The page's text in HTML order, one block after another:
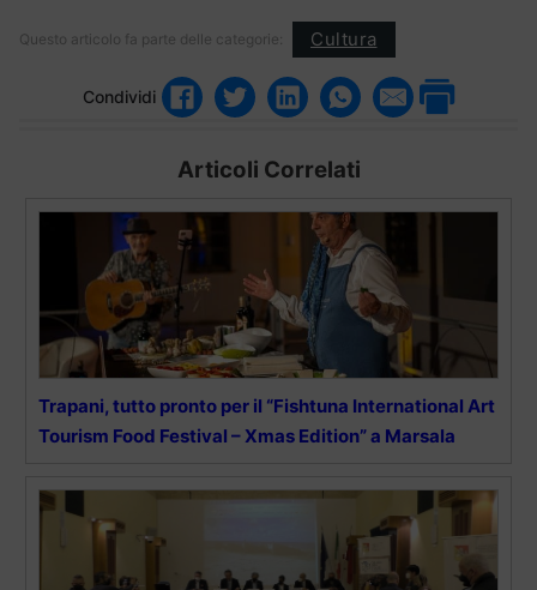
Questo articolo fa parte delle categorie: Cultura
Condividi
Articoli Correlati
Trapani, tutto pronto per il “Fishtuna International Art
Tourism Food Festival – Xmas Edition” a Marsala